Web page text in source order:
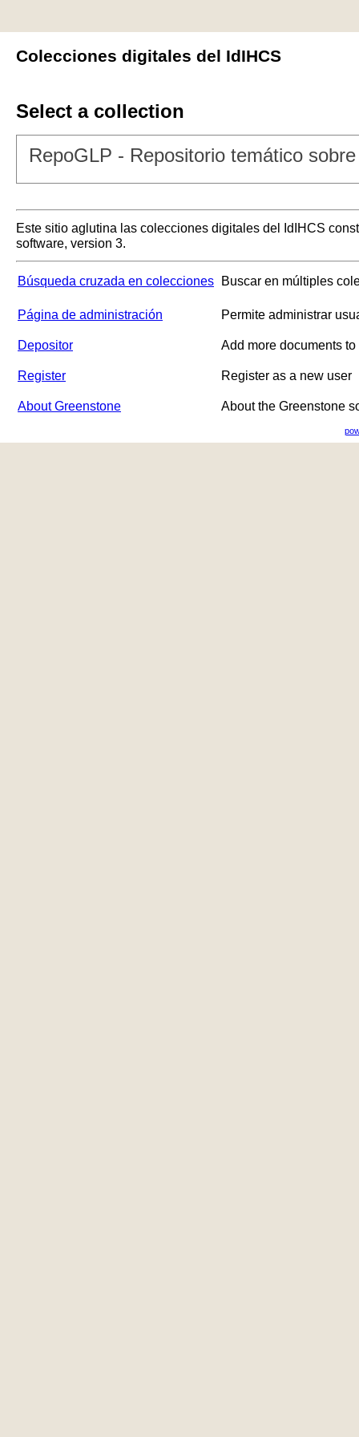
Colecciones digitales del IdIHCS
Select a collection
RepoGLP - Repositorio temático
Este sitio aglutina las colecciones digitales del IdIHCS
software, version 3.
Búsqueda cruzada en colecciones Buscar en múltiples
Página de administración Permite administrar
Depositor Add more documents
Register Register as a new user
About Greenstone About the Greenstone